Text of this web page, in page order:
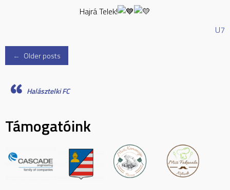
Hajrá Telek!
U7
Posts
navigation
← Older posts
Halásztelki FC
Támogatóink